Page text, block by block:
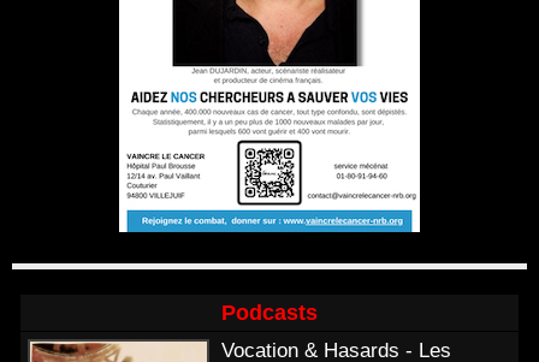
Podcasts
Vocation & Hasards - Les